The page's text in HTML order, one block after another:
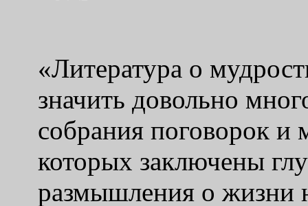
«Литература о
значить довольно
собрания поговорок и
которых заключены
размышления о жизни